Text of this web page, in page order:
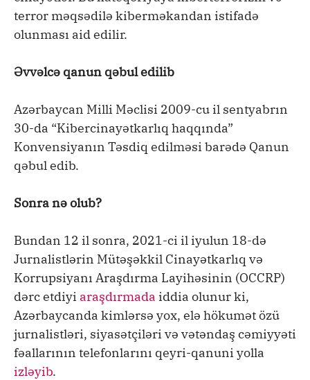
terror məqsədilə kiberməkandan istifadə
olunması aid edilir.
Əvvəlcə qanun qəbul edilib
Azərbaycan Milli Məclisi 2009-cu il sentyabrın
30-da “Kibercinayətkarlıq haqqında”
Konvensiyanın Təsdiq edilməsi barədə Qanun
qəbul edib.
Sonra nə olub?
Bundan 12 il sonra, 2021-ci il iyulun 18-də
Jurnalistlərin Mütəşəkkil Cinayətkarlıq və
Korrupsiyanı Araşdırma Layihəsinin (OCCRP)
dərc etdiyi araşdırmada iddia olunur ki,
Azərbaycanda kimlərsə yox, elə hökumət özü
jurnalistləri, siyasətçiləri və vətəndaş cəmiyyəti
fəallarının telefonlarını qeyri-qanuni yolla
izləyib.